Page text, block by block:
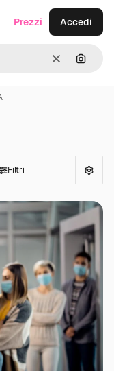
CancellaCerca
Prezzi Accedi
Filtri